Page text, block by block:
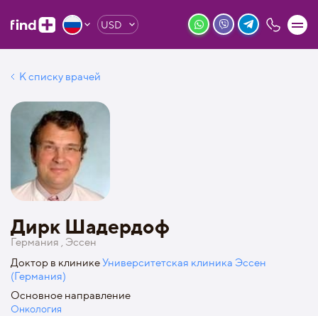
USD
К списку врачей
Дирк Шадердоф
Германия , Эссен
Доктор в клиникеУниверситетская клиника Эссен
(Германия)
Основное направление
Онкология